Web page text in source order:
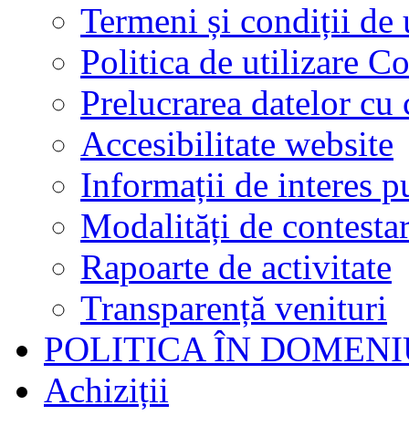
Termeni și condiții de
Politica de utilizare
Prelucrarea datelor cu
Accesibilitate website
Informații de interes
Modalități de
Rapoarte de activitate
Transparență venituri
POLITICA ÎN
Achiziții